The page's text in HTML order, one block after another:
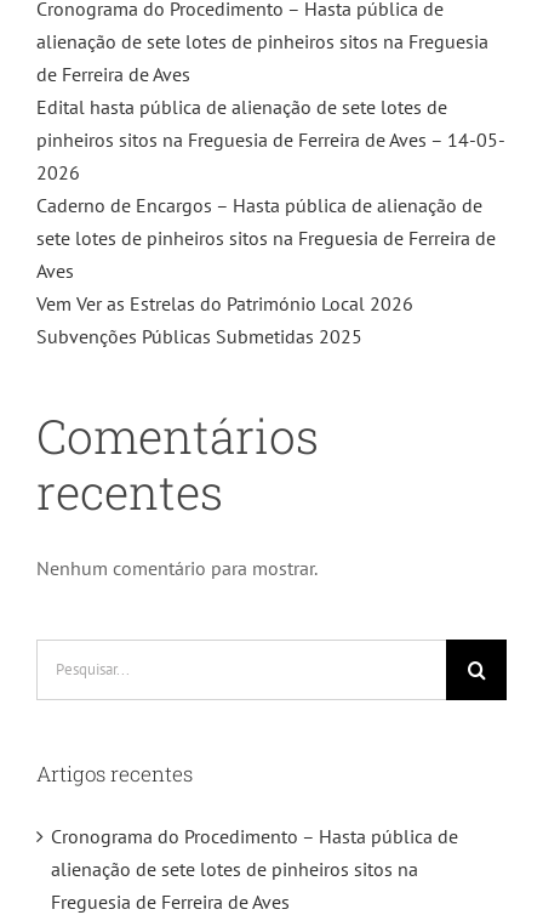
Cronograma do Procedimento – Hasta pública de
alienação de sete lotes de pinheiros sitos na Freguesia
de Ferreira de Aves
Edital hasta pública de alienação de sete lotes de
pinheiros sitos na Freguesia de Ferreira de Aves – 14-05-
2026
Caderno de Encargos – Hasta pública de alienação de
sete lotes de pinheiros sitos na Freguesia de Ferreira de
Aves
Vem Ver as Estrelas do Património Local 2026
Subvenções Públicas Submetidas 2025
Comentários
recentes
Nenhum comentário para mostrar.
Artigos recentes
Cronograma do Procedimento – Hasta pública de
alienação de sete lotes de pinheiros sitos na
Freguesia de Ferreira de Aves